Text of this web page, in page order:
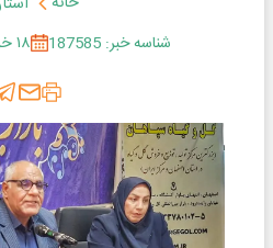
شناسه خبر: 187585
۱۸ خرداد ۱۴۰۵